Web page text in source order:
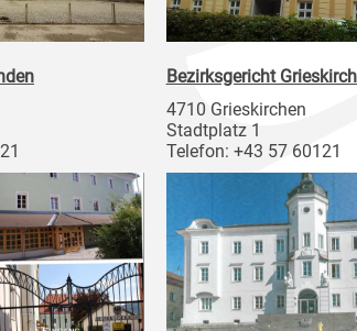
Bezirksgericht
4710 Grieskirchen
Stadtplatz 1
Telefon: +43 57 60121